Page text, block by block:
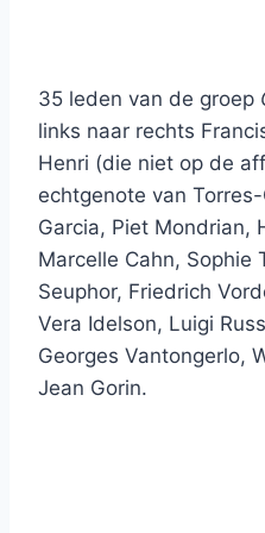
35 leden van de groep
links naar rechts
Henri (die niet op de
echtgenote van
Garcia, Piet Mondrian,
Marcelle Cahn, Sophie
Seuphor, Friedrich
Vera Idelson, Luigi
Georges Vantongerlo,
Jean Gorin.